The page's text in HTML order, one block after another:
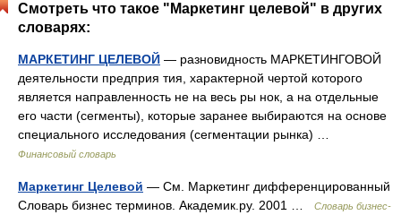
Смотреть что такое "Маркетинг целевой" в других
словарях:
МАРКЕТИНГ ЦЕЛЕВОЙ — разновидность МАРКЕТИНГОВОЙ
деятельности предприя тия, характерной чертой которого
является направленность не на весь ры нок, а на отдельные
его части (сегменты), которые заранее выбираются на основе
специального исследования (сегментации рынка) …
Финансовый словарь
Маркетинг Целевой — См. Маркетинг дифференцированный
Словарь бизнес терминов. Академик.ру. 2001 …
Словарь бизнес-